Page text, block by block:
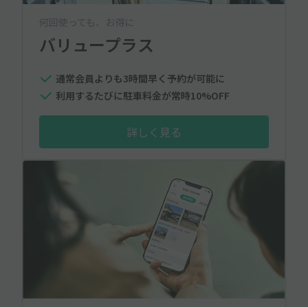
何回使っても、お得に
バリュープラス
通常会員よりも3時間早く予約が可能に
利用するたびに駐車料金が常時10%OFF
詳しく見る